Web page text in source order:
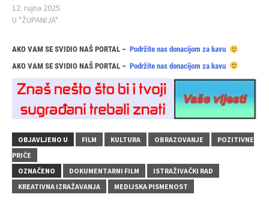
12. rujna 2025.
U "ŽUPANIJA"
AKO VAM SE SVIDIO NAŠ PORTAL – Podržite nas donacijom za kavu
AKO VAM SE SVIDIO NAŠ PORTAL – Podržite nas donacijom za kavu
OBJAVLJENO U FILM KULTURA OBRAZOVANJE
POZITIVNE
PRIČE
OZNAČENO
DOKUMENTARNI FILM
ISTRAŽIVAČKI RAD
KREATIVNA IZRAŽAVANJA
MEDIJSKA PISMENOST